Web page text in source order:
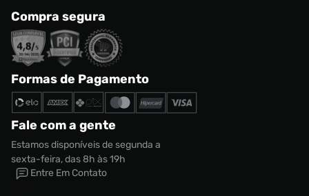
Compra segura
Formas de Pagamento
Fale com a gente
Estamos disponíveis de segunda a
sexta-feira, das 8h às 19h
Entre Em Contato